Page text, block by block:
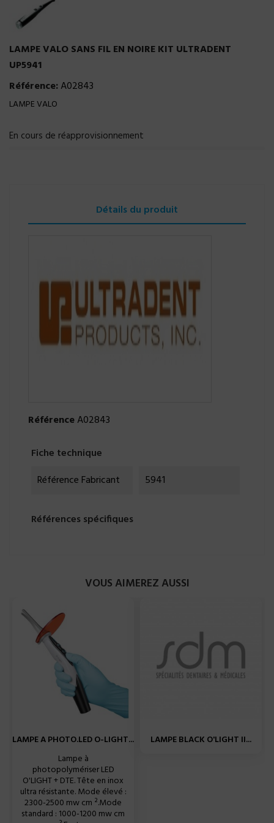
LAMPE VALO SANS FIL EN NOIRE KIT ULTRADENT
UP5941
Référence:A02843
LAMPE VALO
En cours de réapprovisionnement
Détails du produit
RéférenceA02843
Fiche technique
Référence Fabricant
5941
Références spécifiques
VOUS AIMEREZ AUSSI
LAMPE A PHOTO.LED O-LIGHT...
Lampe à
photopolymériser LED
O'LIGHT + DTE. Tête en inox
ultra résistante. Mode élevé :
2300-2500 mw cm ².Mode
standard : 1000-1200 mw cm
LAMPE BLACK O'LIGHT II...